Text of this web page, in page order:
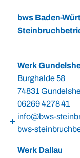
bws Baden-
Werk
Burghalde 58
74831
06269 4278 41
info@bws-
bws-
Werk Dallau